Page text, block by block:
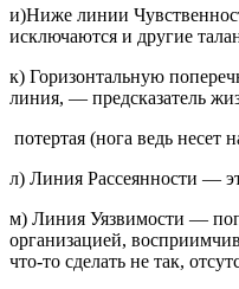
и)Ниже линии
исключаются и другие
к) Горизонтальную
линия, — предсказатель
потертая (нога ведь
л) Линия Рассеянности —
м) Линия Уязвимости —
организацией,
что-то сделать не так,